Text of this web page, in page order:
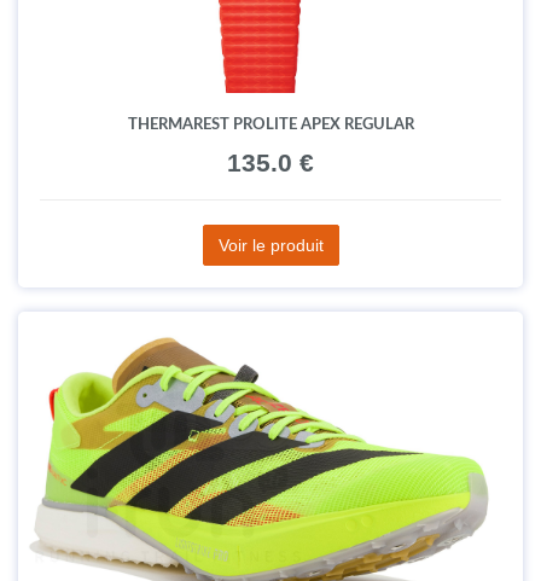
THERMAREST PROLITE APEX REGULAR
135.0 €
Voir le produit